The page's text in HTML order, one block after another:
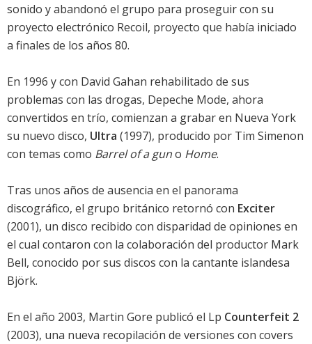
sonido y abandonó el grupo para proseguir con su
proyecto electrónico Recoil, proyecto que había iniciado
a finales de los años 80.
En 1996 y con David Gahan rehabilitado de sus
problemas con las drogas, Depeche Mode, ahora
convertidos en trío, comienzan a grabar en Nueva York
su nuevo disco, Ultra (1997), producido por Tim Simenon
con temas como Barrel of a guno Home.
Tras unos años de ausencia en el panorama
discográfico, el grupo británico retornó con Exciter
(2001), un disco recibido con disparidad de opiniones en
el cual contaron con la colaboración del productor Mark
Bell, conocido por sus discos con la cantante islandesa
Björk.
En el año 2003, Martin Gore publicó el Lp Counterfeit 2
(2003), una nueva recopilación de versiones con covers